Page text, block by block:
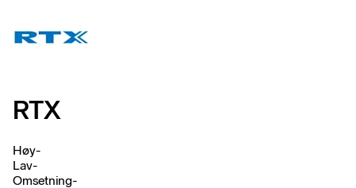
RTX
Høy-
Lav-
Omsetning-